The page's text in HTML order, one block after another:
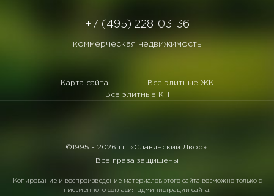
+7 (495) 228-03-36
коммерческая недвижимость
Карта сайта
Все элитные ЖК
Все элитные КП
©1995 - 2026 гг. «Славянский Двор».
Все права защищены
Копирование и воспроизведение материалов этого сайта возможно только с
письменного согласия администрации сайта.